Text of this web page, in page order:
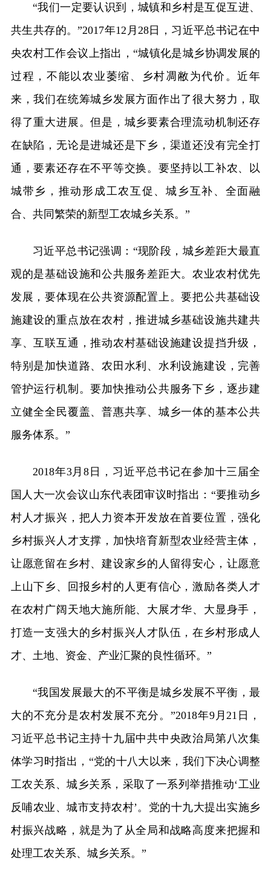
“我们一定要认识到，城镇和乡村是互促互进、
共生共存的。”2017年12月28日，习近平总书记在中
央农村工作会议上指出，“城镇化是城乡协调发展的
过程，不能以农业萎缩、乡村凋敝为代价。近年
来，我们在统筹城乡发展方面作出了很大努力，取
得了重大进展。但是，城乡要素合理流动机制还存
在缺陷，无论是进城还是下乡，渠道还没有完全打
通，要素还存在不平等交换。要坚持以工补农、以
城带乡，推动形成工农互促、城乡互补、全面融
合、共同繁荣的新型工农城乡关系。”
习近平总书记强调：“现阶段，城乡差距大最直
观的是基础设施和公共服务差距大。农业农村优先
发展，要体现在公共资源配置上。要把公共基础设
施建设的重点放在农村，推进城乡基础设施共建共
享、互联互通，推动农村基础设施建设提挡升级，
特别是加快道路、农田水利、水利设施建设，完善
管护运行机制。要加快推动公共服务下乡，逐步建
立健全全民覆盖、普惠共享、城乡一体的基本公共
服务体系。”
2018年3月8日，习近平总书记在参加十三届全
国人大一次会议山东代表团审议时指出：“要推动乡
村人才振兴，把人力资本开发放在首要位置，强化
乡村振兴人才支撑，加快培育新型农业经营主体，
让愿意留在乡村、建设家乡的人留得安心，让愿意
上山下乡、回报乡村的人更有信心，激励各类人才
在农村广阔天地大施所能、大展才华、大显身手，
打造一支强大的乡村振兴人才队伍，在乡村形成人
才、土地、资金、产业汇聚的良性循环。”
“我国发展最大的不平衡是城乡发展不平衡，最
大的不充分是农村发展不充分。”2018年9月21日，
习近平总书记主持十九届中共中央政治局第八次集
体学习时指出，“党的十八大以来，我们下决心调整
工农关系、城乡关系，采取了一系列举措推动‘工业
反哺农业、城市支持农村’。党的十九大提出实施乡
村振兴战略，就是为了从全局和战略高度来把握和
处理工农关系、城乡关系。”